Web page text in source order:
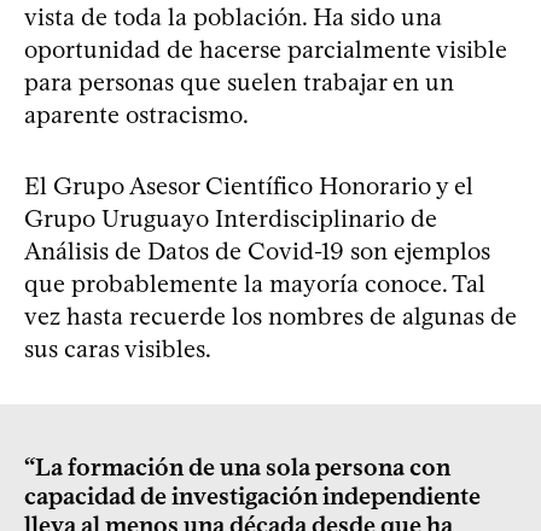
vista de toda la población. Ha sido una
oportunidad de hacerse parcialmente visible
para personas que suelen trabajar en un
aparente ostracismo.
El Grupo Asesor Científico Honorario y el
Grupo Uruguayo Interdisciplinario de
Análisis de Datos de Covid-19 son ejemplos
que probablemente la mayoría conoce. Tal
vez hasta recuerde los nombres de algunas de
sus caras visibles.
“La formación de una sola persona con
capacidad de investigación independiente
lleva al menos una década desde que ha